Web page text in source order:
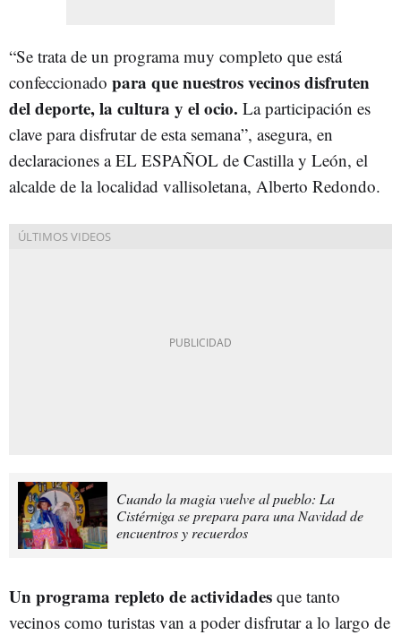
“Se trata de un programa muy completo que está
confeccionado para que nuestros vecinos disfruten
del deporte, la cultura y el ocio. La participación es
clave para disfrutar de esta semana”, asegura, en
declaraciones a EL ESPAÑOL de Castilla y León, el
alcalde de la localidad vallisoletana, Alberto Redondo.
Cuando la magia vuelve al pueblo: La
Cistérniga se prepara para una Navidad de
encuentros y recuerdos
Un programa repleto de actividades que tanto
vecinos como turistas van a poder disfrutar a lo largo de